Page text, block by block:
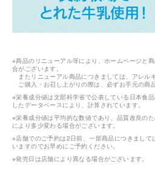
※商品のリニューアル等により、ホームページと
合がございます。
またリニューアル商品につきましては、アレル
ご購入・お召し上がりの際は、必ずお手元の商
※栄養成分値は文部科学省で公表している日本食
したデータベースにより、計算されています。
※栄養成分値は平均的な数値であり、品質改良の
により多少変わる場合がございます。
※店舗でのご予約は2日前、一部商品につきまし
いますのでお早めにご予約ください。
※発売日は店舗により異なる場合がございます。
岳や末広がりを意味す
やつ時」という意味を込
。雄大な八ヶ岳山麓の自
る、こだわりのスイー
さい。
海外
UAE